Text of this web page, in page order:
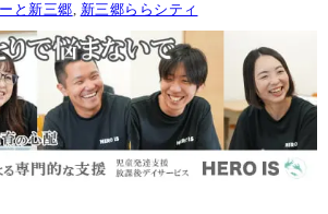
と新三郷, 新三郷ららシティ